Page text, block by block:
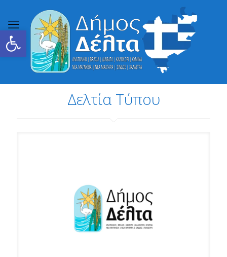
Ανοίξτε τη γραμμή εργαλείων
Δελτία Τύπου